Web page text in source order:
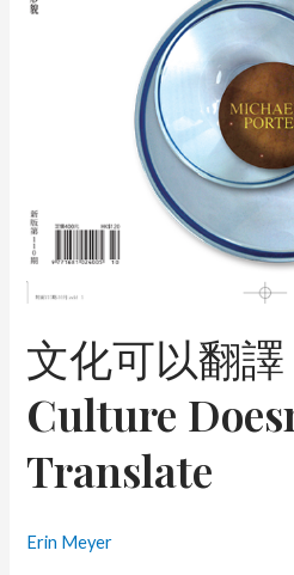
文化可以翻
Culture
Translate
Erin Meyer